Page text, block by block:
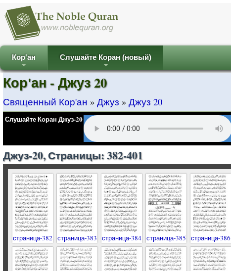
+
Кор'ан
+
Слушайте Коран (новый)
Кор'ан - Джуз 20
Священный Кор'ан » Джуз » Джуз 20
Слушайте Коран Джуз-20
Джуз-20, Страницы: 382-401
страница-382 страница-383 страница-384 страница-385 страница-386